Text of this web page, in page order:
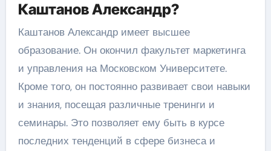
Каштанов Александр?
Каштанов Александр имеет высшее
образование. Он окончил факультет маркетинга
и управления на Московском Университете.
Кроме того, он постоянно развивает свои навыки
и знания, посещая различные тренинги и
семинары. Это позволяет ему быть в курсе
последних тенденций в сфере бизнеса и